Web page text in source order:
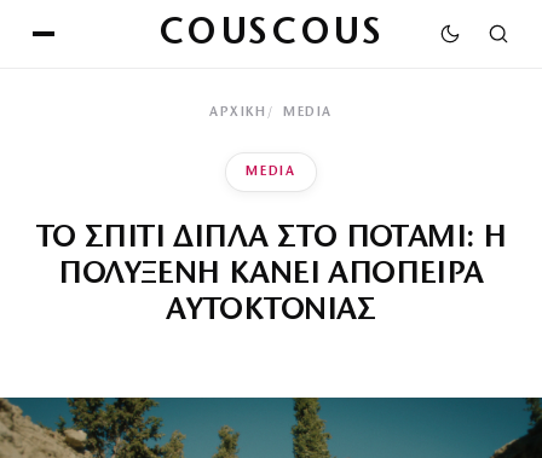
COUSCOUS
ΑΡΧΙΚΉ MEDIA
MEDIA
ΤΟ ΣΠΙΤΙ ΔΙΠΛΑ ΣΤΟ ΠΟΤΑΜΙ: Η
ΠΟΛΥΞΕΝΗ ΚΑΝΕΙ ΑΠΟΠΕΙΡΑ
ΑΥΤΟΚΤΟΝΙΑΣ